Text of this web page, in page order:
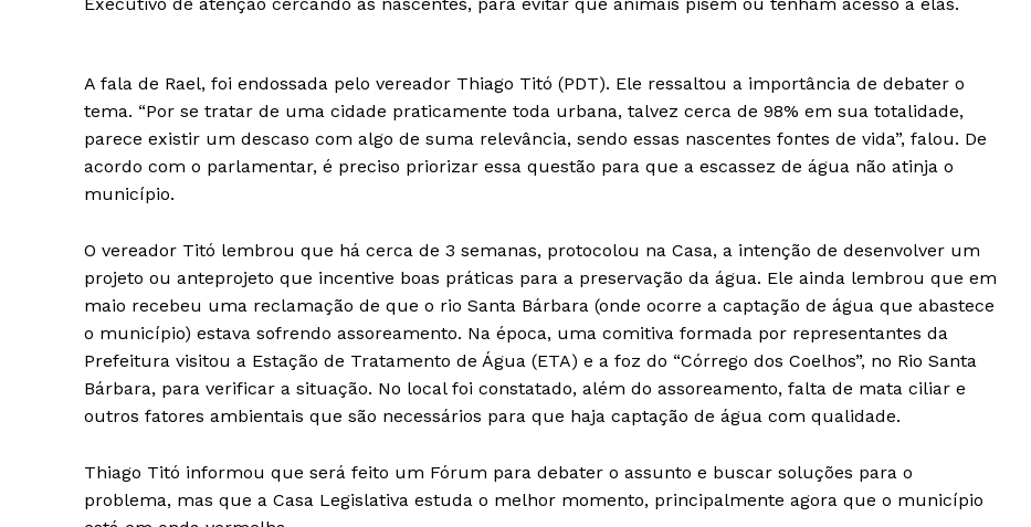
A fala de Rael, foi endossada pelo vereador Thiago Titó (PDT). Ele ressaltou a importância de debater o
tema. “Por se tratar de uma cidade praticamente toda urbana, talvez cerca de 98% em sua totalidade,
parece existir um descaso com algo de suma relevância, sendo essas nascentes fontes de vida”, falou. De
acordo com o parlamentar, é preciso priorizar essa questão para que a escassez de água não atinja o
município.
O vereador Titó lembrou que há cerca de 3 semanas, protocolou na Casa, a intenção de desenvolver um
projeto ou anteprojeto que incentive boas práticas para a preservação da água. Ele ainda lembrou que em
maio recebeu uma reclamação de que o rio Santa Bárbara (onde ocorre a captação de água que abastece
o município) estava sofrendo assoreamento. Na época, uma comitiva formada por representantes da
Prefeitura visitou a Estação de Tratamento de Água (ETA) e a foz do “Córrego dos Coelhos”, no Rio Santa
Bárbara, para verificar a situação. No local foi constatado, além do assoreamento, falta de mata ciliar e
outros fatores ambientais que são necessários para que haja captação de água com qualidade.
Thiago Titó informou que será feito um Fórum para debater o assunto e buscar soluções para o
problema, mas que a Casa Legislativa estuda o melhor momento, principalmente agora que o município